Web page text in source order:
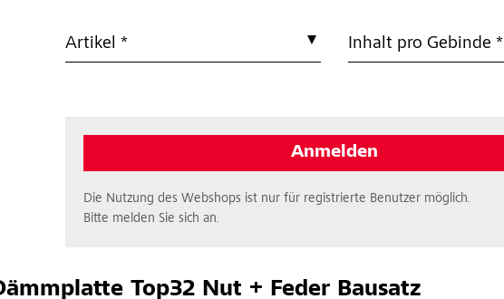
Artikel * Inhalt pro Gebinde *
Anmelden
Die Nutzung des Webshops ist nur für registrierte Benutzer möglich.
Bitte melden Sie sich an.
Top32 Nut + Feder Bausatz